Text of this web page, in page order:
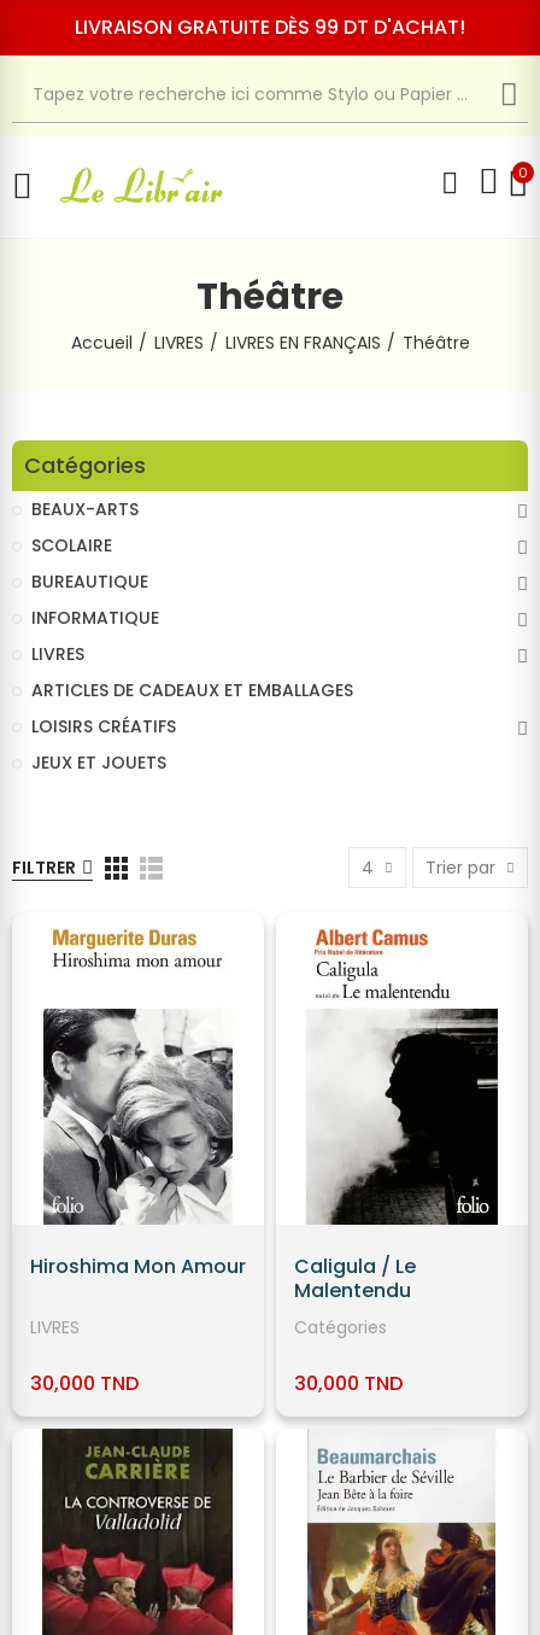
LIVRAISON GRATUITE DÈS 99 DT D'ACHAT!
0
Théâtre
Accueil LIVRES LIVRES EN FRANÇAIS Théâtre
FILTRER 4 Trier par
Hiroshima Mon Amour
LIVRES
30,000 TND
Caligula / Le
Malentendu
Catégories
30,000 TND
Catégories
BEAUX-ARTS
SCOLAIRE
BUREAUTIQUE
INFORMATIQUE
LIVRES
ARTICLES DE CADEAUX ET EMBALLAGES
LOISIRS CRÉATIFS
JEUX ET JOUETS